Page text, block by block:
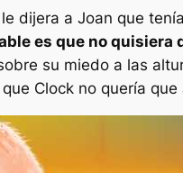
dijera a Joan que
es que no
su miedo a las
Clock no quería